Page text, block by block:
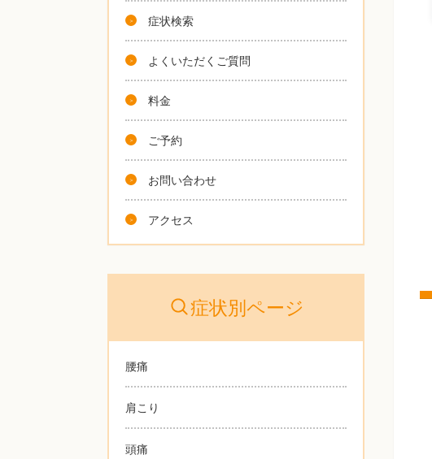
症状検索
よくいただくご質問
料金
ご予約
お問い合わせ
アクセス
症状別ページ
腰痛
肩こり
頭痛